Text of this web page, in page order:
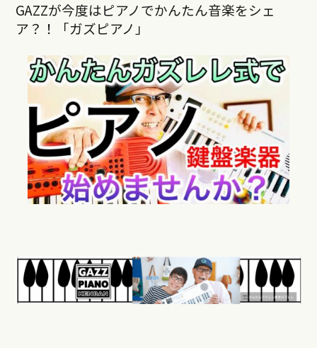
GAZZが今度はピアノでかんたん音楽をシェ
ア？！「ガズピアノ」